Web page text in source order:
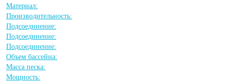
Материал:
Производительность:
Подсоединение:
Подсоединение:
Подсоединение:
Объем бассейна:
Масса песка:
Мощность: